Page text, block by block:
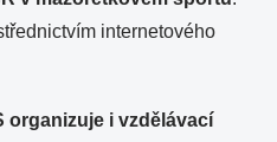
internetového
organizuje i vzdělávací